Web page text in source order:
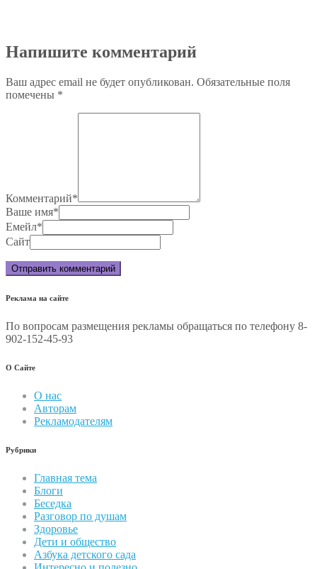
Напишите комментарий
Ваш адрес email не будет опубликован. Обязательные поля
помечены *
Комментарий*
Ваше имя*
Емейл*
Сайт
Реклама на сайте
По вопросам размещения рекламы обращаться по телефону 8-
902-152-45-93
О Сайте
О нас
Авторам
Рекламодателям
Рубрики
Главная тема
Блоги
Беседка
Разговор по душам
Здоровье
Дети и общество
Азбука детского сада